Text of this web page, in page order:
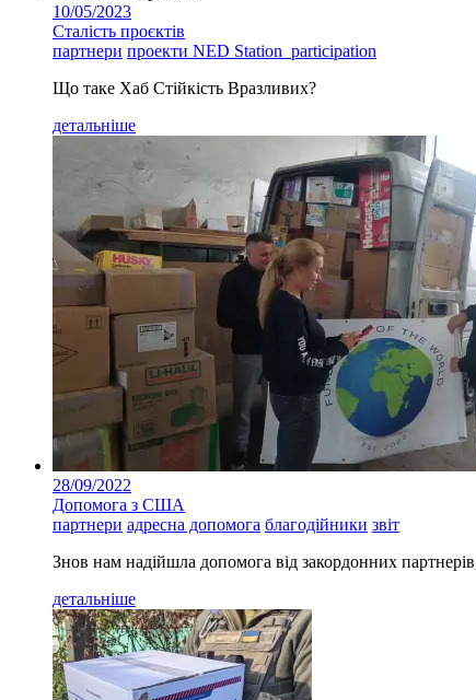
10/05/2023
Сталість проєктів
партнери проекти NED Station_participation
Що таке Хаб Стійкість Вразливих?
детальніше
28/09/2022
Допомога з США
партнери адресна допомога благодійники звіт
Знов нам надійшла допомога від закордонних
детальніше